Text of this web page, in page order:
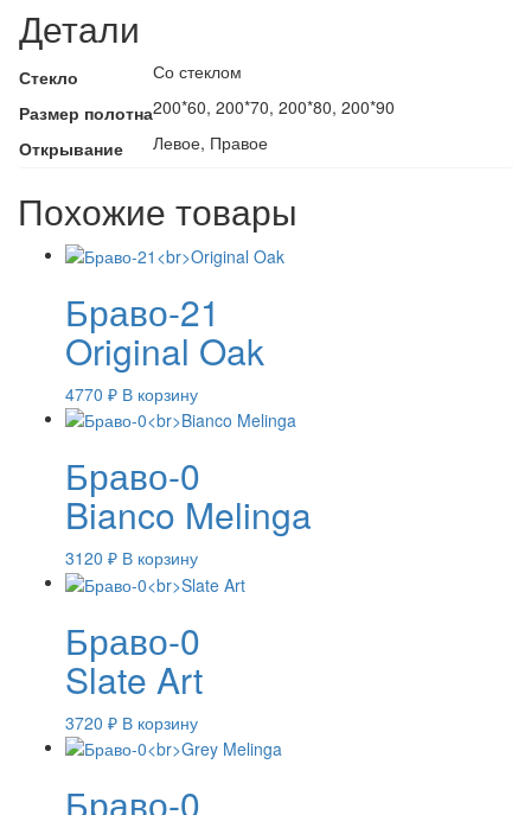
Детали
Стекло
Со стеклом
Размер полотна200*60, 200*70, 200*80, 200*90
Открывание
Левое, Правое
Похожие товары
Браво-21
Original Oak
4770 ₽ В корзину
Браво-0
Bianco Melinga
3120 ₽ В корзину
Браво-0
Slate Art
3720 ₽ В корзину
Браво-0